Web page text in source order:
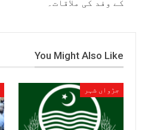
کے وفد کی ملاقات۔
You Might Also Like
جڑواں شہر